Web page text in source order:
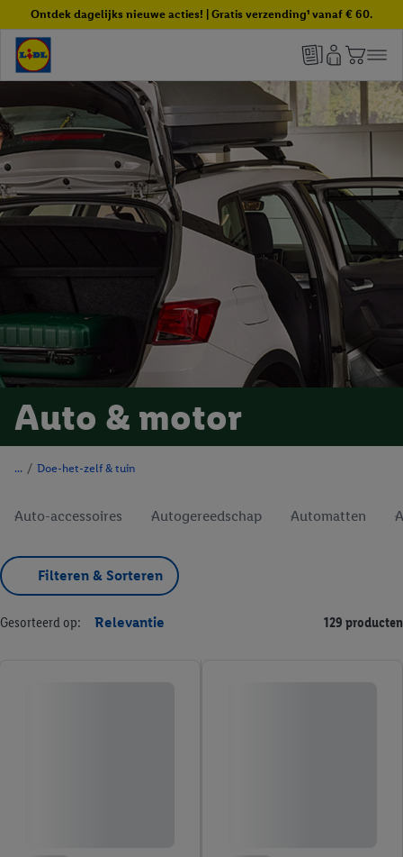
Ontdek dagelijks nieuwe acties! | Gratis verzending¹ vanaf € 60.
Auto & motor
/ Doe-het-zelf & tuin
Auto-accessoires Autogereedschap Automatten
Filteren & Sorteren
Gesorteerd op: Relevantie 129 producten